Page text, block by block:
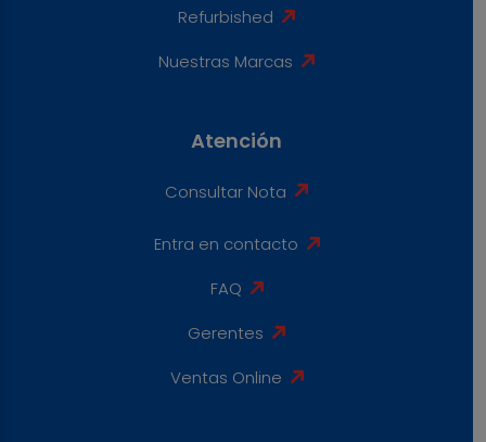
Refurbished
Nuestras Marcas
Atención
Consultar Nota
Entra en contacto
FAQ
Gerentes
Ventas Online